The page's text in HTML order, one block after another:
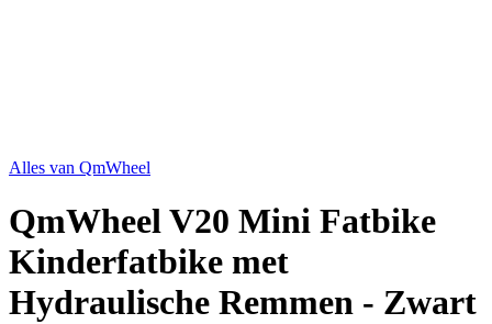
Alles van QmWheel
QmWheel V20 Mini Fatbike
Kinderfatbike met
Hydraulische Remmen - Zwart